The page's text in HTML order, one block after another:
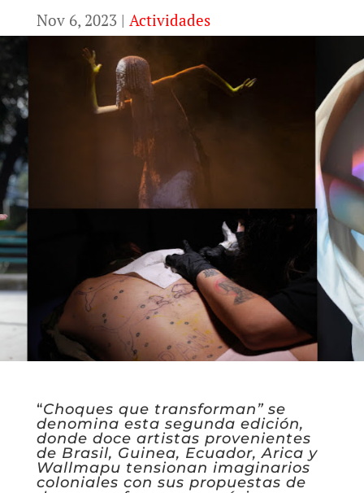
Nov 6, 2023| Actividades
“Choques que transforman” se
denomina esta segunda edición,
donde doce artistas provenientes
de Brasil, Guinea, Ecuador, Arica y
Wallmapu tensionan imaginarios
coloniales con sus propuestas de